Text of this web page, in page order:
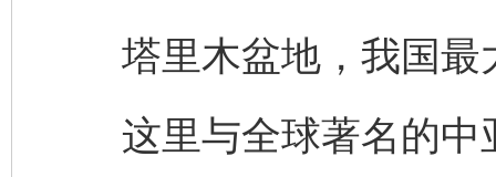
塔里木盆地，我国最
这里与全球著名的中